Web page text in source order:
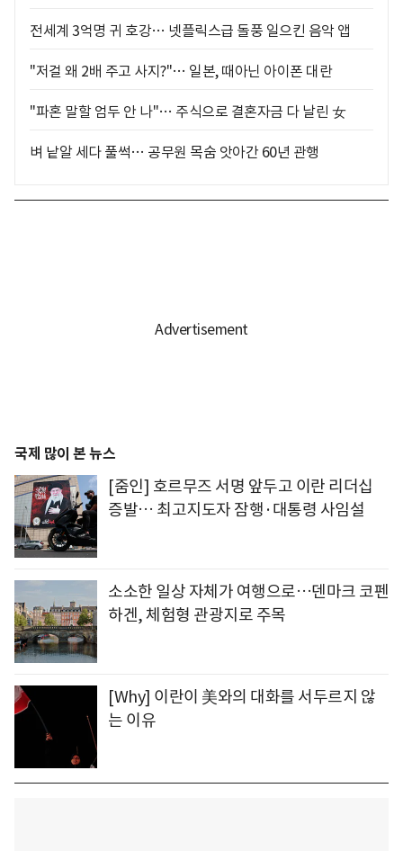
전세계 3억명 귀 호강… 넷플릭스급 돌풍 일으킨 음악 앱
"저걸 왜 2배 주고 사지?"… 일본, 때아닌 아이폰 대란
"파혼 말할 엄두 안 나"… 주식으로 결혼자금 다 날린 女
벼 낱알 세다 풀썩… 공무원 목숨 앗아간 60년 관행
국제 많이 본 뉴스
[줌인] 호르무즈 서명 앞두고 이란 리더십
증발… 최고지도자 잠행·대통령 사임설
소소한 일상 자체가 여행으로…덴마크 코펜
하겐, 체험형 관광지로 주목
[Why] 이란이 美와의 대화를 서두르지 않
는 이유